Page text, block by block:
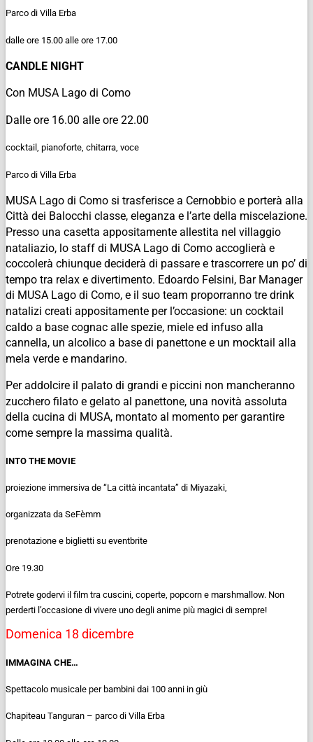
Parco di Villa Erba
dalle ore 15.00 alle ore 17.00
CANDLE NIGHT
Con MUSA Lago di Como
Dalle ore 16.00 alle ore 22.00
cocktail, pianoforte, chitarra, voce
Parco di Villa Erba
MUSA Lago di Como si trasferisce a Cernobbio e porterà alla
Città dei Balocchi classe, eleganza e l’arte della miscelazione.
Presso una casetta appositamente allestita nel villaggio
nataliazio, lo staff di MUSA Lago di Como accoglierà e
coccolerà chiunque deciderà di passare e trascorrere un po’ di
tempo tra relax e divertimento. Edoardo Felsini, Bar Manager
di MUSA Lago di Como, e il suo team proporranno tre drink
natalizi creati appositamente per l’occasione: un cocktail
caldo a base cognac alle spezie, miele ed infuso alla
cannella, un alcolico a base di panettone e un mocktail alla
mela verde e mandarino.
Per addolcire il palato di grandi e piccini non mancheranno
zucchero filato e gelato al panettone, una novità assoluta
della cucina di MUSA, montato al momento per garantire
come sempre la massima qualità.
INTO THE MOVIE
proiezione immersiva de “La città incantata” di Miyazaki,
organizzata da SeFèmm
prenotazione e biglietti su eventbrite
Ore 19.30
Potrete godervi il film tra cuscini, coperte, popcorn e marshmallow. Non
perderti l’occasione di vivere uno degli anime più magici di sempre!
Domenica 18 dicembre
IMMAGINA CHE…
Spettacolo musicale per bambini dai 100 anni in giù
Chapiteau Tanguran – parco di Villa Erba